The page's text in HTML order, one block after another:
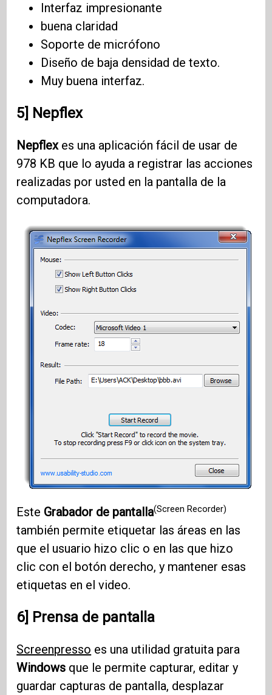
Interfaz impresionante
buena claridad
Soporte de micrófono
Diseño de baja densidad de texto.
Muy buena interfaz.
5] Nepflex
Nepflexes una aplicación fácil de usar de
978 KB que lo ayuda a registrar las acciones
realizadas por usted en la pantalla de la
computadora.
Este Grabador de pantalla(Screen Recorder)
también permite etiquetar las áreas en las
que el usuario hizo clic o en las que hizo
clic con el botón derecho, y mantener esas
etiquetas en el video.
6] Prensa de pantalla
Screenpresso es una utilidad gratuita para
Windows que le permite capturar, editar y
guardar capturas de pantalla, desplazar